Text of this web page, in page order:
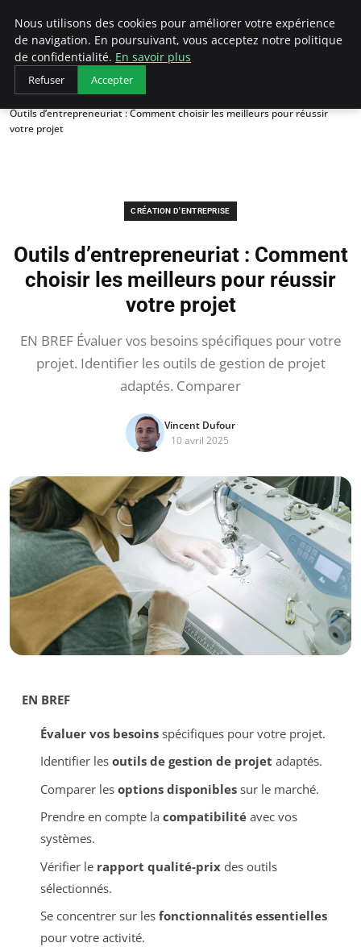
LECFCM
Accueil
Création d'entreprise
Outils d’entrepreneuriat : Comment choisir les meilleurs pour réussir
votre projet
CRÉATION D'ENTREPRISE
Outils d’entrepreneuriat : Comment
choisir les meilleurs pour réussir
votre projet
EN BREF Évaluer vos besoins spécifiques pour votre
projet. Identifier les outils de gestion de projet
adaptés. Comparer
Vincent Dufour
10 avril 2025
EN BREF
Évaluer vos besoinsspécifiques pour votre projet.
Identifier les outils de gestion de projet adaptés.
Comparer les options disponiblessur le marché.
Prendre en compte la compatibilitéavec vos
systèmes.
Vérifier le rapport qualité-prixdes outils
sélectionnés.
Se concentrer sur les fonctionnalités essentielles
pour votre activité.
Nous utilisons des cookies pour améliorer votre expérience
de navigation. En poursuivant, vous acceptez notre politique
de confidentialité. En savoir plus
Refuser Accepter